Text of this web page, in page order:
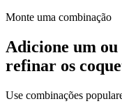
Monte uma combinação
Adicione um
refinar os
Use combinações